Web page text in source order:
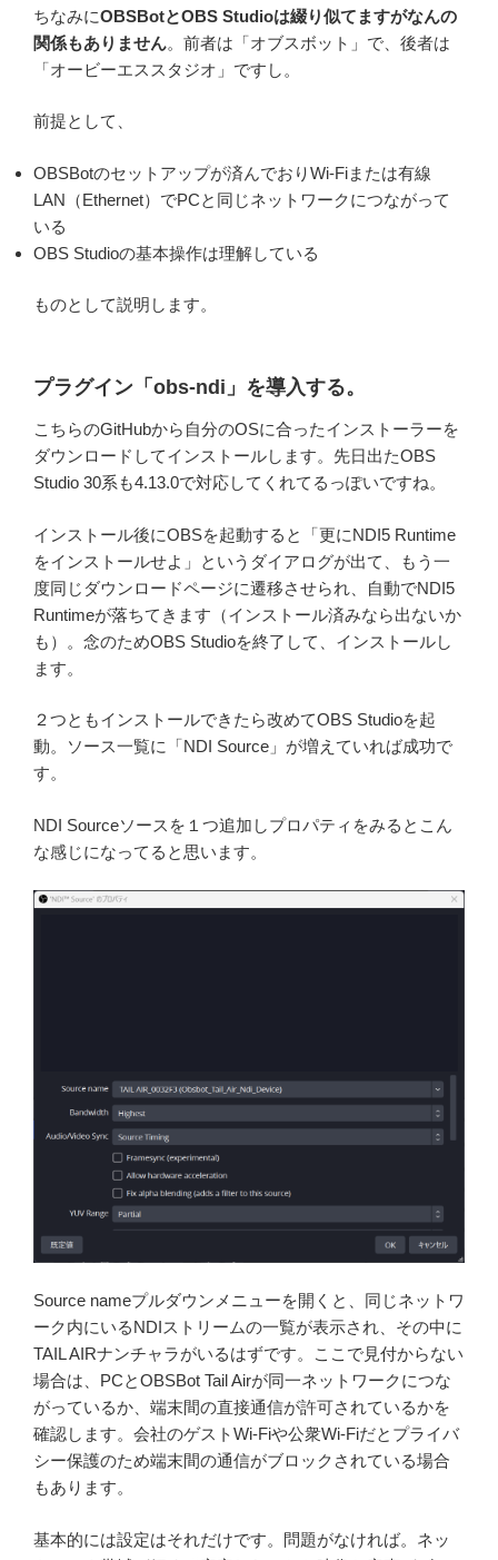
ちなみにOBSBotとOBS Studioは綴り似てますがなんの
関係もありません。前者は「オブスボット」で、後者は
「オービーエススタジオ」ですし。
前提として、
OBSBotのセットアップが済んでおりWi-Fiまたは有線
LAN（Ethernet）でPCと同じネットワークにつながって
いる
OBS Studioの基本操作は理解している
ものとして説明します。
プラグイン「obs-ndi」を導入する。
こちらのGitHubから自分のOSに合ったインストーラーを
ダウンロードしてインストールします。先日出たOBS
Studio 30系も4.13.0で対応してくれてるっぽいですね。
インストール後にOBSを起動すると「更にNDI5 Runtime
をインストールせよ」というダイアログが出て、もう一
度同じダウンロードページに遷移させられ、自動でNDI5
Runtimeが落ちてきます（インストール済みなら出ないか
も）。念のためOBS Studioを終了して、インストールし
ます。
２つともインストールできたら改めてOBS Studioを起
動。ソース一覧に「NDI Source」が増えていれば成功で
す。
NDI Sourceソースを１つ追加しプロパティをみるとこん
な感じになってると思います。
Source nameプルダウンメニューを開くと、同じネットワ
ーク内にいるNDIストリームの一覧が表示され、その中に
TAIL AIRナンチャラがいるはずです。ここで見付からない
場合は、PCとOBSBot Tail Airが同一ネットワークにつな
がっているか、端末間の直接通信が許可されているかを
確認します。会社のゲストWi-Fiや公衆Wi-Fiだとプライバ
シー保護のため端末間の通信がブロックされている場合
もあります。
基本的には設定はそれだけです。問題がなければ。ネッ